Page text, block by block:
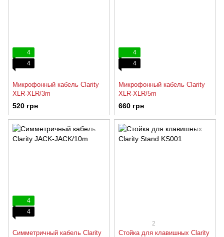
4
4
Микрофонный кабель Clarity
XLR-XLR/3m
520 грн
4
4
Микрофонный кабель Clarity
XLR-XLR/5m
660 грн
4
4
Симметричный кабель Clarity
2
Стойка для клавишных Clarity